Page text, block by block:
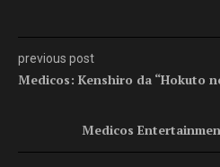
previous post
Medicos: Kenshiro da “Hokuto
Medicos